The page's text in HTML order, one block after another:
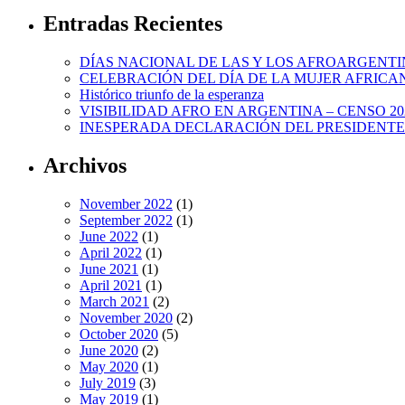
Entradas Recientes
DÍAS NACIONAL DE LAS Y LOS
CELEBRACIÓN DEL DÍA DE LA MUJER
Histórico triunfo de la esperanza
VISIBILIDAD AFRO EN ARGENTINA – CENSO
INESPERADA DECLARACIÓN DEL
Archivos
November 2022 (1)
September 2022 (1)
June 2022 (1)
April 2022 (1)
June 2021 (1)
April 2021 (1)
March 2021 (2)
November 2020 (2)
October 2020 (5)
June 2020 (2)
May 2020 (1)
July 2019 (3)
May 2019 (1)